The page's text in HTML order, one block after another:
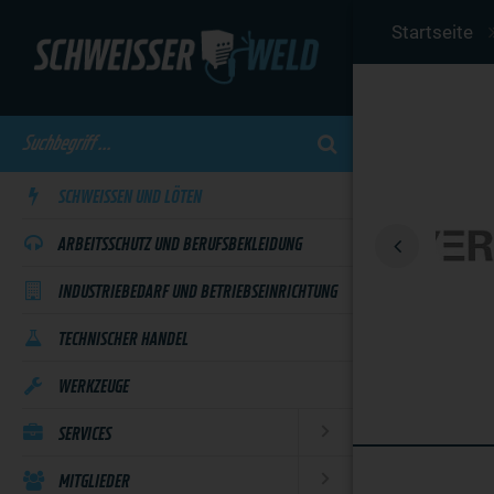
SCHWEISSEN UND LÖTEN
ARBEITSSCHUTZ UND BERUFSBEKLEIDUNG
INDUSTRIEBEDARF UND BETRIEBSEINRICHTUNG
TECHNISCHER HANDEL
WERKZEUGE
SERVICES
MITGLIEDER
main
Startseite